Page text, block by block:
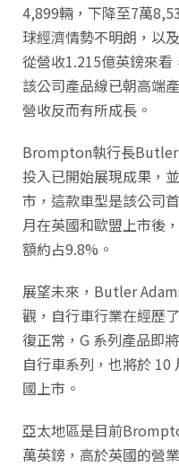
4,899輛，下降至7萬
球經濟情勢不明朗，以
從營收1.215億英​​鎊來
該公司產品線已朝高端
營收反而有所成長。
Brompton執行長Butler
投入已開始展現成果，
市，這款車型是該公司
月在英國和歐盟上市後
額約占9.8%。
展望未來，Butler
觀，自行車行業在經歷
復正常，G 系列產品即
自行車系列，也將於
國上市。
亞太地區是目前
萬英鎊，高於英國的營